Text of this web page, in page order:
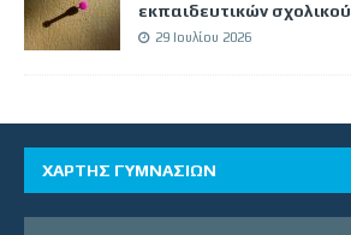
εκπαιδευτικών
29 Ιουλίου 2026
ΧΑΡΤΗΣ ΓΥΜΝΑΣΙΩΝ